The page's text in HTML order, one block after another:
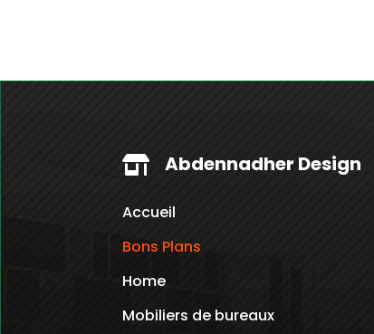
 Abdennadher Design
Accueil
Bons Plans
Home
Mobiliers de bureaux